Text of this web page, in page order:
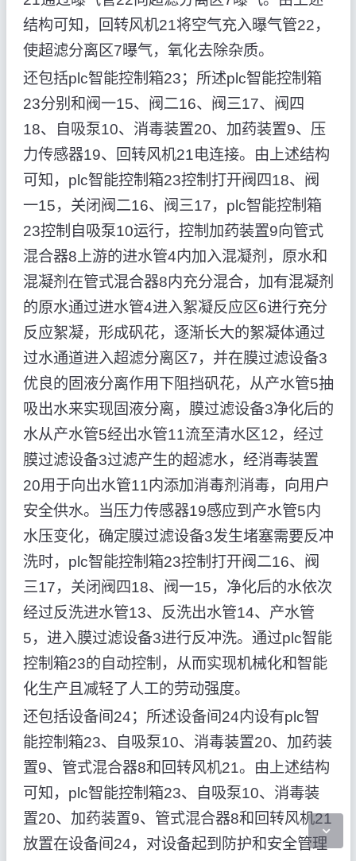
结构可知，回转风机21将空气充入曝气管22，
使超滤分离区7曝气，氧化去除杂质。
还包括plc智能控制箱23；所述plc智能控制箱
23分别和阀一15、阀二16、阀三17、阀四
18、自吸泵10、消毒装置20、加药装置9、压
力传感器19、回转风机21电连接。由上述结构
可知，plc智能控制箱23控制打开阀四18、阀
一15，关闭阀二16、阀三17，plc智能控制箱
23控制自吸泵10运行，控制加药装置9向管式
混合器8上游的进水管4内加入混凝剂，原水和
混凝剂在管式混合器8内充分混合，加有混凝剂
的原水通过进水管4进入絮凝反应区6进行充分
反应絮凝，形成矾花，逐渐长大的絮凝体通过
过水通道进入超滤分离区7，并在膜过滤设备3
优良的固液分离作用下阻挡矾花，从产水管5抽
吸出水来实现固液分离，膜过滤设备3净化后的
水从产水管5经出水管11流至清水区12，经过
膜过滤设备3过滤产生的超滤水，经消毒装置
20用于向出水管11内添加消毒剂消毒，向用户
安全供水。当压力传感器19感应到产水管5内
水压变化，确定膜过滤设备3发生堵塞需要反冲
洗时，plc智能控制箱23控制打开阀二16、阀
三17，关闭阀四18、阀一15，净化后的水依次
经过反洗进水管13、反洗出水管14、产水管
5，进入膜过滤设备3进行反冲洗。通过plc智能
控制箱23的自动控制，从而实现机械化和智能
化生产且减轻了人工的劳动强度。
还包括设备间24；所述设备间24内设有plc智
能控制箱23、自吸泵10、消毒装置20、加药装
置9、管式混合器8和回转风机21。由上述结构
可知，plc智能控制箱23、自吸泵10、消毒装
置20、加药装置9、管式混合器8和回转风机21
放置在设备间24，对设备起到防护和安全管理